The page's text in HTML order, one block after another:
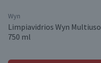
Wyn
Limpiavidrios Wyn Multiuso
750 ml